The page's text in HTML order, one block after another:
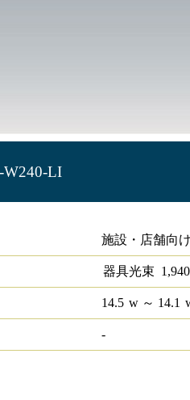
W240-LI
施設・店舗向
器具光束 1,940
14.5 w～ 14.1
-